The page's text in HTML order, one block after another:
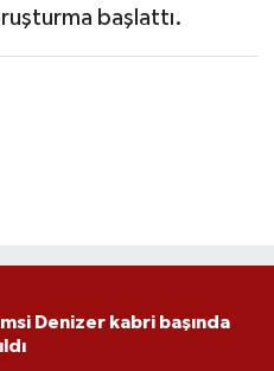
başlattı.
Denizer kabri başında